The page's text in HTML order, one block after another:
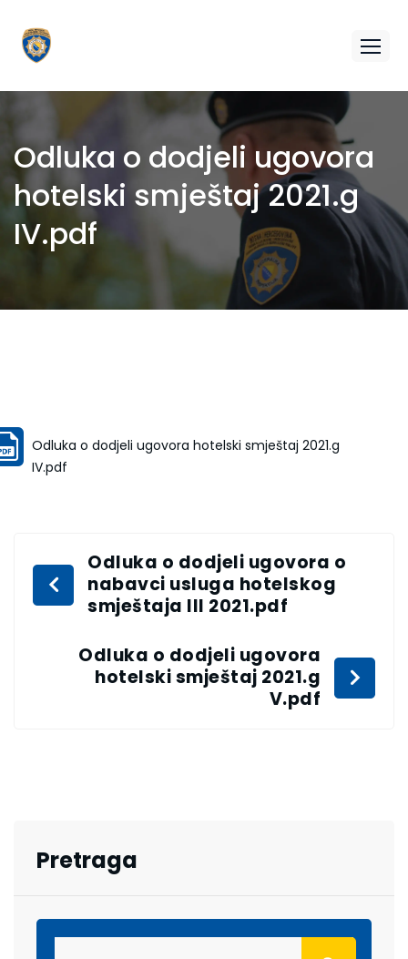
Odluka o dodjeli ugovora
hotelski smještaj 2021.g
IV.pdf
Odluka o dodjeli ugovora hotelski smještaj 2021.g
IV.pdf
Odluka o dodjeli ugovora o
nabavci usluga hotelskog
smještaja III 2021.pdf
Odluka o dodjeli ugovora
hotelski smještaj 2021.g
V.pdf
Pretraga